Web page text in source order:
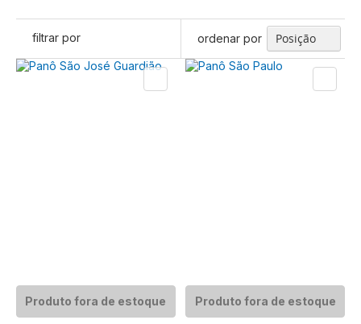
ordenar por
Produto fora de estoque Produto fora de estoque
filtrar por